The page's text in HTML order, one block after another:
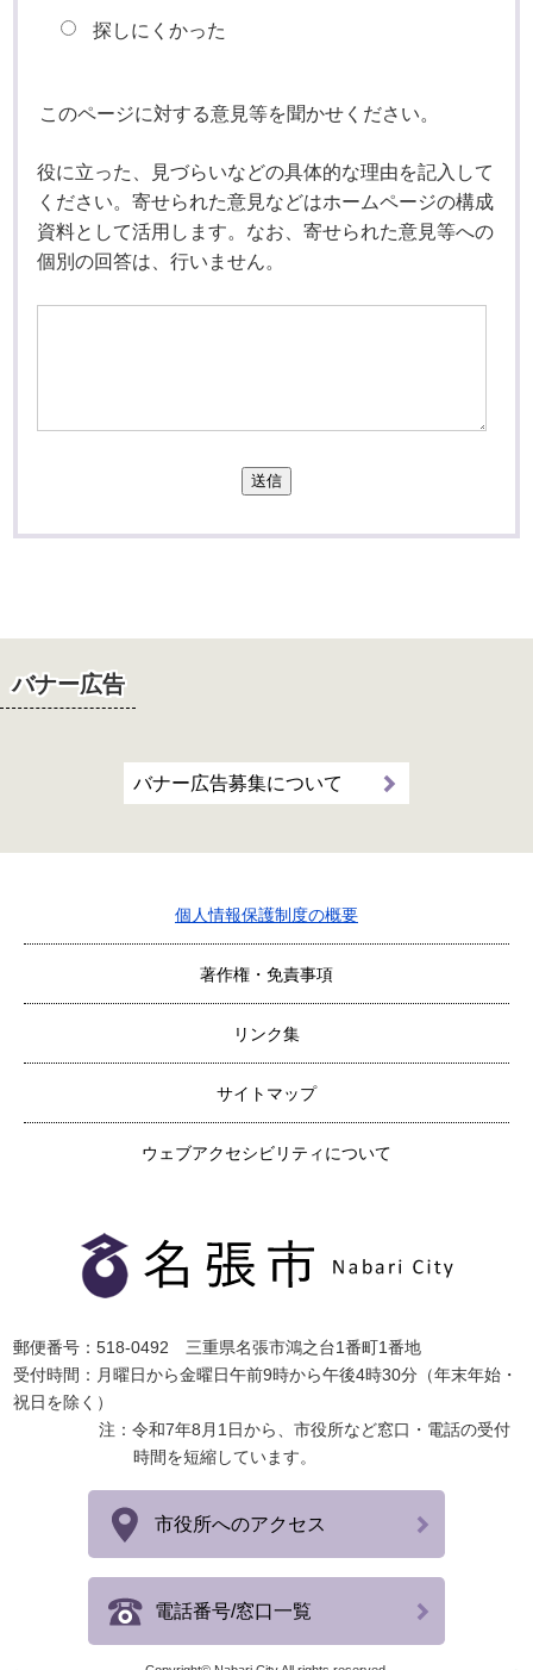
探しにくかった
このページに対する意見等を聞かせください。
役に立った、見づらいなどの具体的な理由を記入して
ください。寄せられた意見などはホームページの構成
資料として活用します。なお、寄せられた意見等への
個別の回答は、行いません。
送信
バナー広告
バナー広告募集について
個人情報保護制度の概要
著作権・免責事項
リンク集
サイトマップ
ウェブアクセシビリティについて
郵便番号：518-0492 三重県名張市鴻之台1番町1番地
受付時間：月曜日から金曜日午前9時から午後4時30分（年末年始・
祝日を除く）
注：令和7年8月1日から、市役所など窓口・電話の受付
時間を短縮しています。
市役所へのアクセス
電話番号/窓口一覧